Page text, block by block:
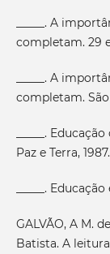
_____. A
completam. 29
_____. A
completam.
_____.
Paz e Terra, 1987.
_____.
GALVÃO, A M.
Batista. A